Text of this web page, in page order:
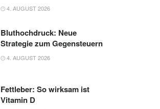
4. AUGUST 2026
Bluthochdruck: Neue
Strategie zum Gegensteuern
4. AUGUST 2026
Fettleber: So wirksam ist
Vitamin D